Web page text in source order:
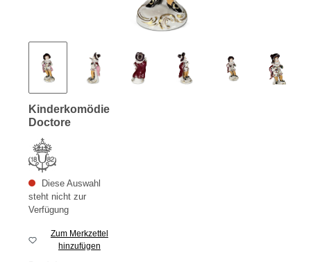
Kinderkomödie
Doctore
Diese Auswahl
steht nicht zur
Verfügung
Zum Merkzettel
hinzufügen